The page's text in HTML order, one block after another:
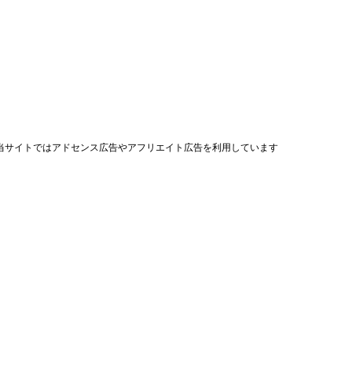
サイトではアドセンス広告やアフリエイト広告を利用しています